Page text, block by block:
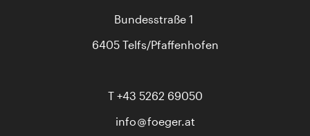
Bundesstraße 1
6405 Telfs/Pfaffenhofen
T +43 5262 69050
info
foeger.at